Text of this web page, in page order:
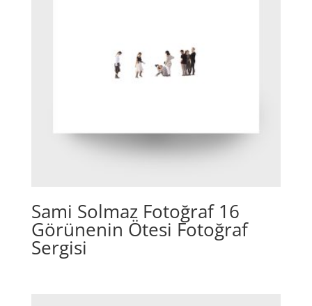
Sami Solmaz Fotoğraf 16
Görünenin Ötesi Fotoğraf
Sergisi